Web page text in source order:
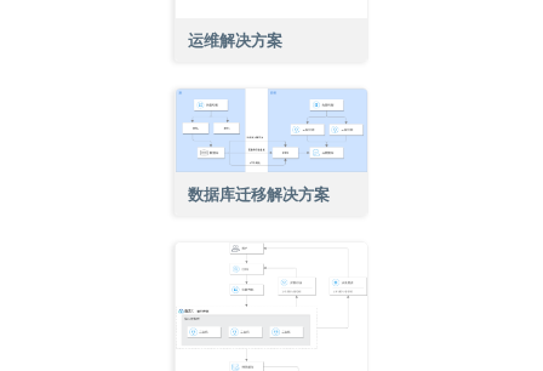
运维解决方案
数据库迁移解决方案